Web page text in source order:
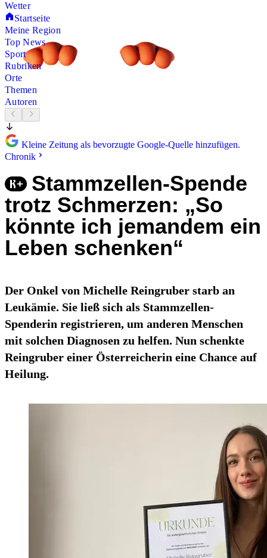
Wetter
Startseite
Meine Region
Top News
Sport
Rubriken
Orte
Themen
Autoren
Kleine Zeitung als bevorzugte Google-Quelle hinzufügen.
Chronik
Stammzellen-Spende
trotz Schmerzen: „So
könnte ich jemandem ein
Leben schenken“
Der Onkel von Michelle Reingruber starb an
Leukämie. Sie ließ sich als Stammzellen-
Spenderin registrieren, um anderen Menschen
mit solchen Diagnosen zu helfen. Nun schenkte
Reingruber einer Österreicherin eine Chance auf
Heilung.